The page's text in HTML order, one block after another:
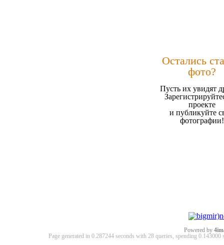
Остались
фото?
Пусть их увидят
проекте
и публикуйте
фотографии!
Powered by
Page generated in 0.287244 seconds with 28 queries, spending